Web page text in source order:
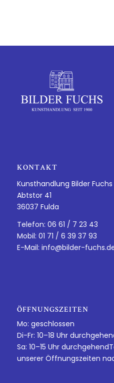
KONTAKT
Kunsthandlung Bilder
Abtstor 41
36037 Fulda
Telefon: 06 61 / 7 23 43
Mobil: 01 71 / 6 39 37 93
E-Mail: info@bilder-
ÖFFNUNGSZEITEN
Mo: geschlossen
Di-Fr: 10–18 Uhr
Sa: 10–15 Uhr
unserer Öffnungszeiten